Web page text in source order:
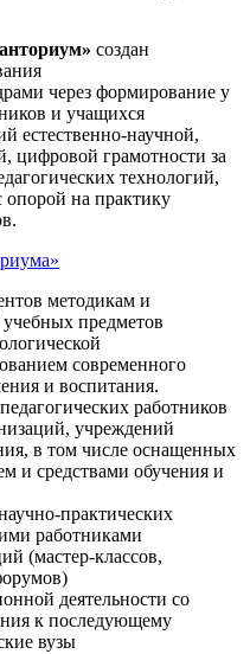
создан
через формирование у
и учащихся
естественно-научной,
цифровой грамотности за
технологий,
опорой на практику
методикам и
предметов
современного
и воспитания.
работников
учреждений
в том числе оснащенных
и средствами обучения и
практических
работниками
(мастер-классов,
деятельности со
к последующему
вузы